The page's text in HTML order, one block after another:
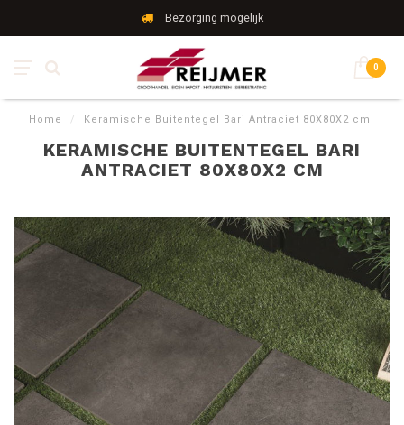
Bezorging mogelijk
0
Home / Keramische Buitentegel Bari Antraciet 80X80X2 cm
KERAMISCHE BUITENTEGEL BARI
ANTRACIET 80X80X2 CM